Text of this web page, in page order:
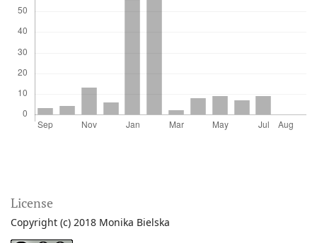
License
Copyright (c) 2018 Monika Bielska